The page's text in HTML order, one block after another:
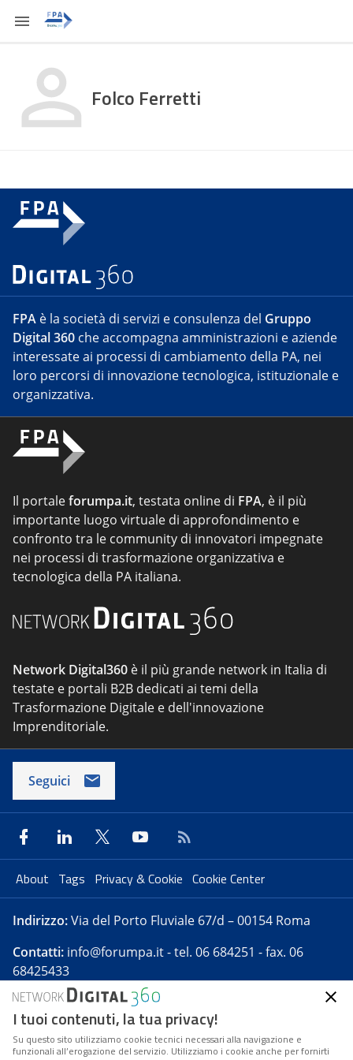
Folco Ferretti
FPA è la società di servizi e consulenza del Gruppo
Digital 360 che accompagna amministrazioni e aziende
interessate ai processi di cambiamento della PA, nei
loro percorsi di innovazione tecnologica, istituzionale e
organizzativa.
Il portaleforumpa.it, testata online di FPA, è il più
importante luogo virtuale di approfondimento e
confronto tra le community di innovatori impegnate
nei processi di trasformazione organizzativa e
tecnologica della PA italiana.
Network Digital360 è il più grande network in Italia di
testate e portali B2B dedicati ai temi della
Trasformazione Digitale e dell'innovazione
Imprenditoriale.
Seguici
About Tags Privacy & Cookie Cookie Center
Indirizzo:Via del Porto Fluviale 67/d – 00154 Roma
Contatti: info@forumpa.it- tel. 06 684251 - fax. 06
68425433
Forumpa.itè una pubblicazione telematica iscritta
presso Registro della stampa del Tribunale di Roma -
Reg. n. 182 del 2 maggio 2008 - Direttore resp. Michela
I tuoi contenuti, la tua privacy!
Su questo sito utilizziamo cookie tecnici necessari alla navigazione e
funzionali all’erogazione del servizio. Utilizziamo i cookie anche per fornirti